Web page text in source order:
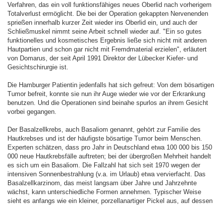
Verfahren, das ein voll funktionsfähiges neues Oberlid nach vorherigem
Totalverlust ermöglicht. Die bei der Operation gekappten Nervenenden
sprießen innerhalb kurzer Zeit wieder ins Oberlid ein, und auch der
Schließmuskel nimmt seine Arbeit schnell wieder auf. "Ein so gutes
funktionelles und kosmetisches Ergebnis ließe sich nicht mit anderen
Hautpartien und schon gar nicht mit Fremdmaterial erzielen", erläutert
von Domarus, der seit April 1991 Direktor der Lübecker Kiefer- und
Gesichtschirurgie ist.
Die Hamburger Patientin jedenfalls hat sich gefreut: Von dem bösartigen
Tumor befreit, konnte sie nun ihr Auge wieder wie vor der Erkrankung
benutzen. Und die Operationen sind beinahe spurlos an ihrem Gesicht
vorbei gegangen.
Der Basalzellkrebs, auch Basaliom genannt, gehört zur Familie des
Hautkrebses und ist der häufigste bösartige Tumor beim Menschen.
Experten schätzen, dass pro Jahr in Deutschland etwa 100 000 bis 150
000 neue Hautkrebsfälle auftreten; bei der übergroßen Mehrheit handelt
es sich um ein Basaliom. Die Fallzahl hat sich seit 1970 wegen der
intensiven Sonnenbestrahlung (v.a. im Urlaub) etwa vervierfacht. Das
Basalzellkarzinom, das meist langsam über Jahre und Jahrzehnte
wächst, kann unterschiedliche Formen annehmen. Typischer Weise
sieht es anfangs wie ein kleiner, porzellanartiger Pickel aus, auf dessen